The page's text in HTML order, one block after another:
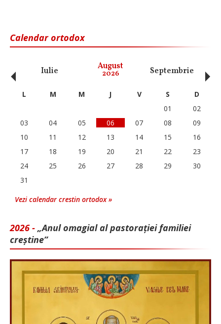
Calendar ortodox
Iulie August
2026 Septembrie
‹ L M M J V S
D
01
02
03
04 05 06 07 08
09
10
11 12 13 14 15
16
17
18 19 20 21 22
23
24
25 26 27 28 29
30
31
Vezi calendar crestin ortodox »
2026 - „Anul omagial al pastorației familiei
creștine”